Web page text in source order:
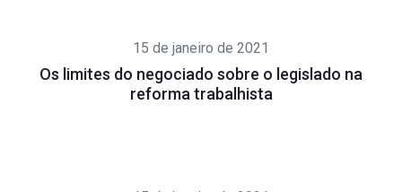
15 de janeiro de 2021
Os limites do negociado sobre o legislado na
reforma trabalhista